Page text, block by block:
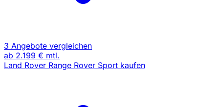
3 Angebote vergleichen
ab 2.199 € mtl.
Land Rover Range Rover Sport kaufen